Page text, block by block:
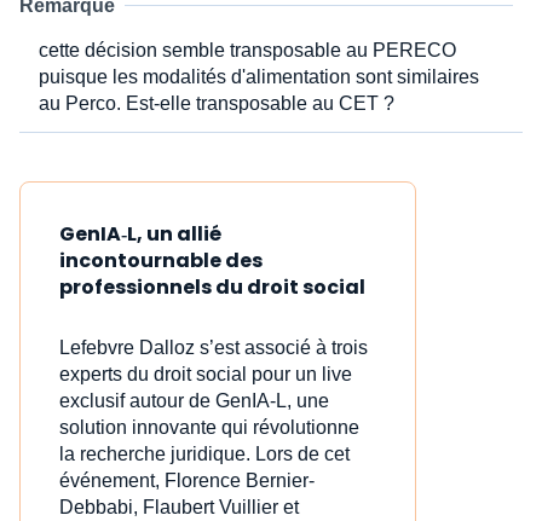
Remarque
cette décision semble transposable au PERECO
puisque les modalités d'alimentation sont similaires
au Perco. Est-elle transposable au CET ?
GenIA‑L, un allié
incontournable des
professionnels du droit social
Lefebvre Dalloz s’est associé à trois
experts du droit social pour un live
exclusif autour de GenIA‑L, une
solution innovante qui révolutionne
la recherche juridique. Lors de cet
événement, Florence Bernier-
Debbabi, Flaubert Vuillier et